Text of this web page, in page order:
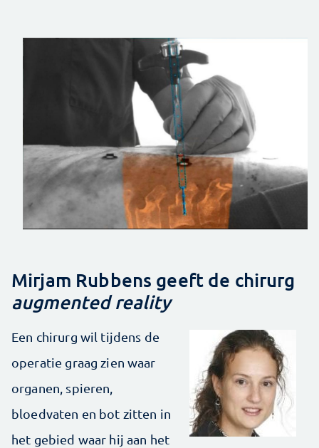
Mirjam Rubbens geeft de chirurg
augmented reality
Een chirurg wil tijdens de
operatie graag zien waar
organen, spieren,
bloedvaten en bot zitten in
het gebied waar hij aan het